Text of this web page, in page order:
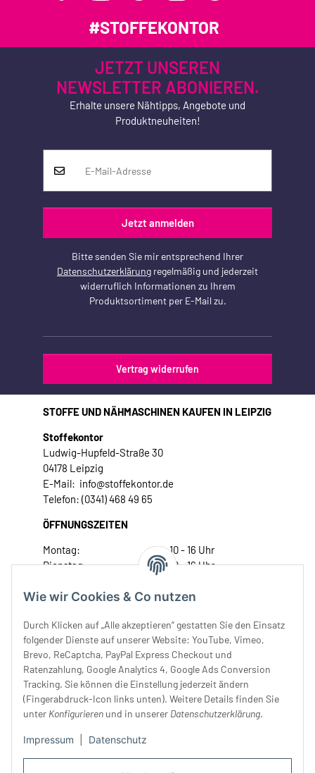
Wie wir Cookies & Co nutzen
Durch Klicken auf „Alle akzeptieren“ gestatten Sie den Einsatz
folgender Dienste auf unserer Website: YouTube, Vimeo,
Brevo, ReCaptcha, PayPal Express Checkout und
Ratenzahlung, Google Analytics 4, Google Ads Conversion
Tracking. Sie können die Einstellung jederzeit ändern
(Fingerabdruck-Icon links unten). Weitere Details finden Sie
unter Konfigurieren und in unserer Datenschutzerklärung.
Impressum Datenschutz
#STOFFEKONTOR
JETZT UNSEREN
NEWSLETTER ABONIEREN.
Erhalte unsere Nähtipps, Angebote und
Produktneuheiten!
Jetzt anmelden
Bitte senden Sie mir entsprechend Ihrer
Datenschutzerklärung regelmäßig und jederzeit
widerruflich Informationen zu Ihrem
Produktsortiment per E-Mail zu.
Vertrag widerrufen
STOFFE UND NÄHMASCHINEN KAUFEN IN LEIPZIG
Stoffekontor
Ludwig-Hupfeld-Straße 30
04178 Leipzig
E-Mail: info@stoffekontor.de
Telefon: (0341) 468 49 65
ÖFFNUNGSZEITEN
Montag:
10 - 16 Uhr
Dienstag:
10 - 16 Uhr
Donnerstag:
10 - 18 Uhr
Samstag:
10 - 14 Uhr
Unser Service
Rechtliches